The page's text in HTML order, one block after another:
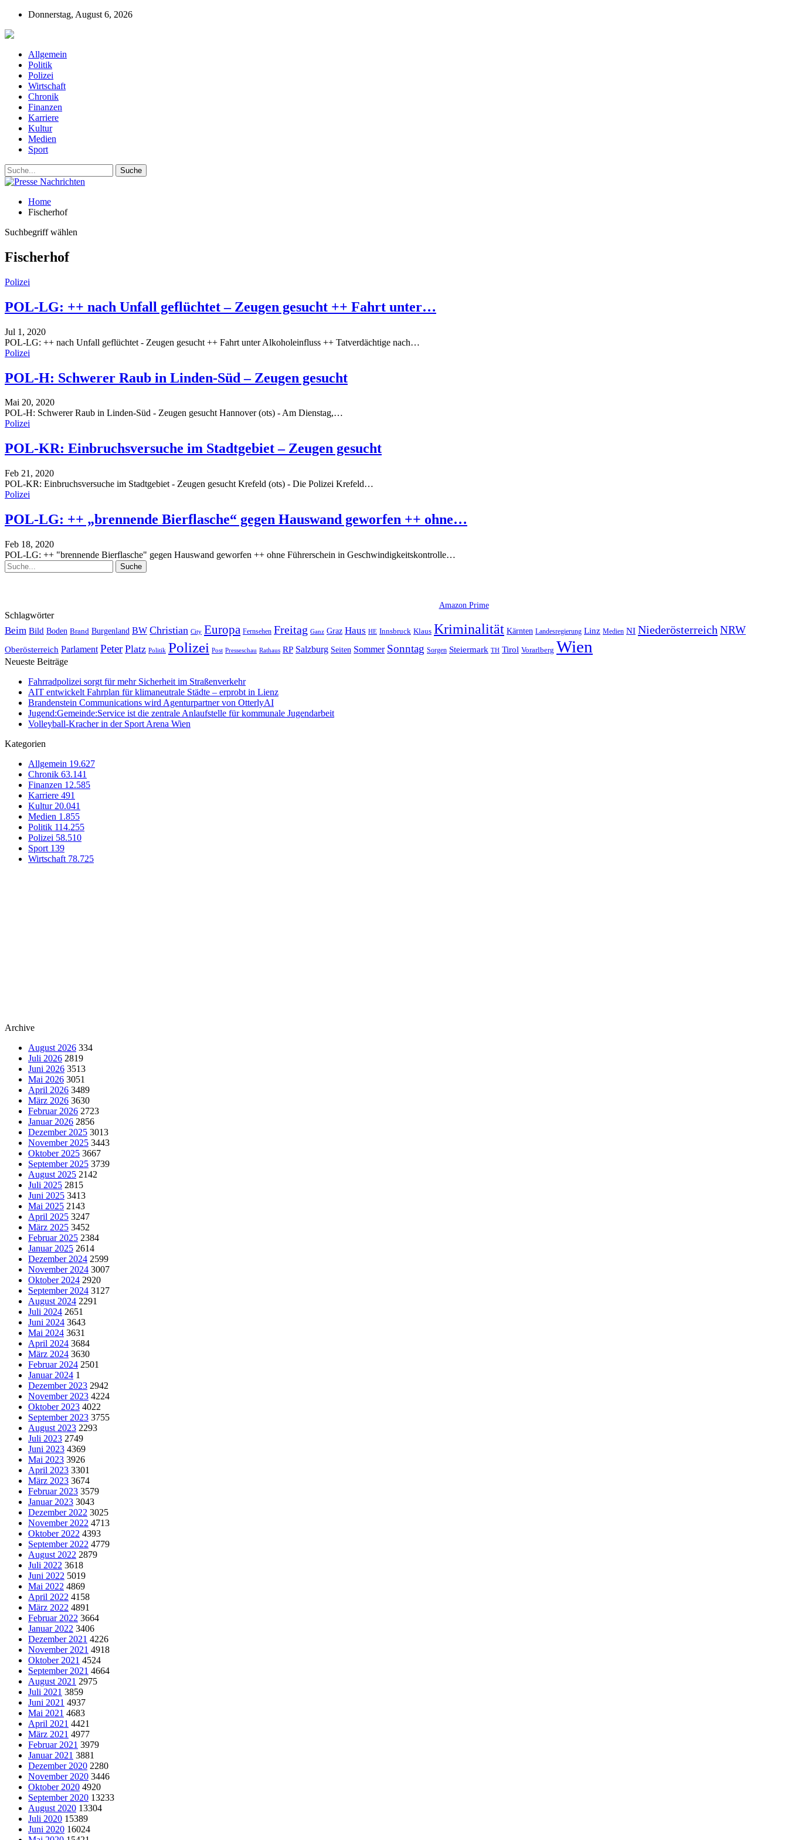
Donnerstag, August 6, 2026
Allgemein
Politik
Polizei
Wirtschaft
Chronik
Finanzen
Karriere
Kultur
Medien
Sport
Home
Fischerhof
Suchbegriff wählen
Fischerhof
Polizei
POL-LG: ++ nach Unfall geflüchtet – Zeugen gesucht ++ Fahrt unter…
Jul 1, 2020
POL-LG: ++ nach Unfall geflüchtet - Zeugen gesucht ++ Fahrt unter Alkoholeinfluss ++ Tatverdächtige nach…
Polizei
POL-H: Schwerer Raub in Linden-Süd – Zeugen gesucht
Mai 20, 2020
POL-H: Schwerer Raub in Linden-Süd - Zeugen gesuchtHannover (ots) - Am Dienstag,…
Polizei
POL-KR: Einbruchsversuche im Stadtgebiet – Zeugen gesucht
Feb 21, 2020
POL-KR: Einbruchsversuche im Stadtgebiet - Zeugen gesucht Krefeld (ots) - Die Polizei Krefeld…
Polizei
POL-LG: ++ „brennende Bierflasche“ gegen Hauswand geworfen ++ ohne…
Feb 18, 2020
POL-LG: ++ "brennende Bierflasche" gegen Hauswand geworfen ++ ohne Führerschein in Geschwindigkeitskontrolle…
Amazon Prime
Schlagwörter
Beim Bild Boden Brand Burgenland BW Christian City Europa Fernsehen Freitag Ganz Graz Haus HE Innsbruck Klaus Kriminalität Kärnten Landesregierung Linz Medien NI Niederösterreich NRW
Oberösterreich Parlament Peter Platz Politik Polizei Post Presseschau Rathaus RP Salzburg Seiten Sommer Sonntag Sorgen Steiermark TH Tirol Vorarlberg Wien
Neueste Beiträge
Fahrradpolizei sorgt für mehr Sicherheit im Straßenverkehr
AIT entwickelt Fahrplan für klimaneutrale Städte – erprobt in Lienz
Brandenstein Communications wird Agenturpartner von OtterlyAI
Jugend:Gemeinde:Service ist die zentrale Anlaufstelle für kommunale Jugendarbeit
Volleyball-Kracher in der Sport Arena Wien
Kategorien
Allgemein 19.627
Chronik 63.141
Finanzen 12.585
Karriere 491
Kultur 20.041
Medien 1.855
Politik 114.255
Polizei 58.510
Sport 139
Wirtschaft 78.725
Archive
August 2026 334
Juli 2026 2819
Juni 2026 3513
Mai 2026 3051
April 2026 3489
März 2026 3630
Februar 2026 2723
Januar 2026 2856
Dezember 2025 3013
November 2025 3443
Oktober 2025 3667
September 2025 3739
August 2025 2142
Juli 2025 2815
Juni 2025 3413
Mai 2025 2143
April 2025 3247
März 2025 3452
Februar 2025 2384
Januar 2025 2614
Dezember 2024 2599
November 2024 3007
Oktober 2024 2920
September 2024 3127
August 2024 2291
Juli 2024 2651
Juni 2024 3643
Mai 2024 3631
April 2024 3684
März 2024 3630
Februar 2024 2501
Januar 2024 1
Dezember 2023 2942
November 2023 4224
Oktober 2023 4022
September 2023 3755
August 2023 2293
Juli 2023 2749
Juni 2023 4369
Mai 2023 3926
April 2023 3301
März 2023 3674
Februar 2023 3579
Januar 2023 3043
Dezember 2022 3025
November 2022 4713
Oktober 2022 4393
September 2022 4779
August 2022 2879
Juli 2022 3618
Juni 2022 5019
Mai 2022 4869
April 2022 4158
März 2022 4891
Februar 2022 3664
Januar 2022 3406
Dezember 2021 4226
November 2021 4918
Oktober 2021 4524
September 2021 4664
August 2021 2975
Juli 2021 3859
Juni 2021 4937
Mai 2021 4683
April 2021 4421
März 2021 4977
Februar 2021 3979
Januar 2021 3881
Dezember 2020 2280
November 2020 3446
Oktober 2020 4920
September 2020 13233
August 2020 13304
Juli 2020 15389
Juni 2020 16024